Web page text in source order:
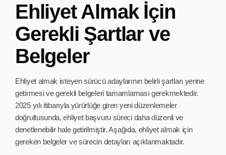
Ehliyet Almak İçin
Gerekli Şartlar ve
Belgeler
Ehliyet almak isteyen sürücü adaylarının belirli şartları yerine
getirmesi ve gerekli belgeleri tamamlaması gerekmektedir.
2025 yılı itibarıyla yürürlüğe giren yeni düzenlemeler
doğrultusunda, ehliyet başvuru süreci daha düzenli ve
denetlenebilir hale getirilmiştir. Aşağıda, ehliyet almak için
gereken belgeler ve sürecin detayları açıklanmaktadır.